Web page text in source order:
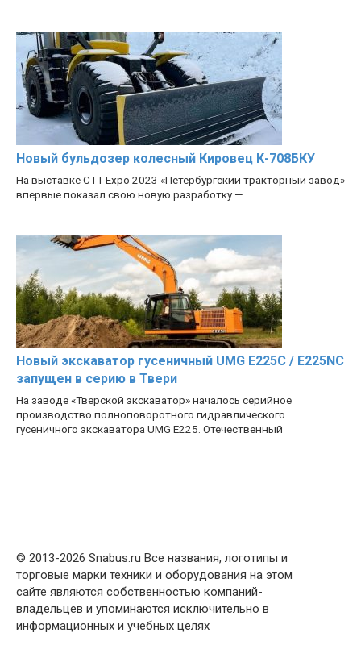
Новый бульдозер колесный Кировец К-708БКУ
На выставке CTT Expo 2023 «Петербургский тракторный завод»
впервые показал свою новую разработку —
Новый экскаватор гусеничный UMG E225C / E225NC
запущен в серию в Твери
На заводе «Тверской экскаватор» началось серийное
производство полноповоротного гидравлического
гусеничного экскаватора UMG E225. Отечественный
© 2013-2026 Snabus.ru Все названия, логотипы и
торговые марки техники и оборудования на этом
сайте являются собственностью компаний-
владельцев и упоминаются исключительно в
информационных и учебных целях